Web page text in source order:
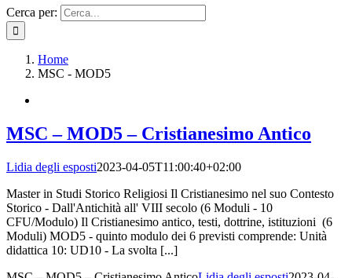
Cerca per:
Home
MSC - MOD5
MSC – MOD5 – Cristianesimo Antico
Lidia degli esposti2023-04-05T11:00:40+02:00
Master in Studi Storico Religiosi Il Cristianesimo nel suo Contesto
Storico - Dall'Antichità all' VIII secolo (6 Moduli - 10
CFU/Modulo) Il Cristianesimo antico, testi, dottrine, istituzioni (6
Moduli) MOD5 - quinto modulo dei 6 previsti comprende: Unità
didattica 10: UD10 - La svolta [...]